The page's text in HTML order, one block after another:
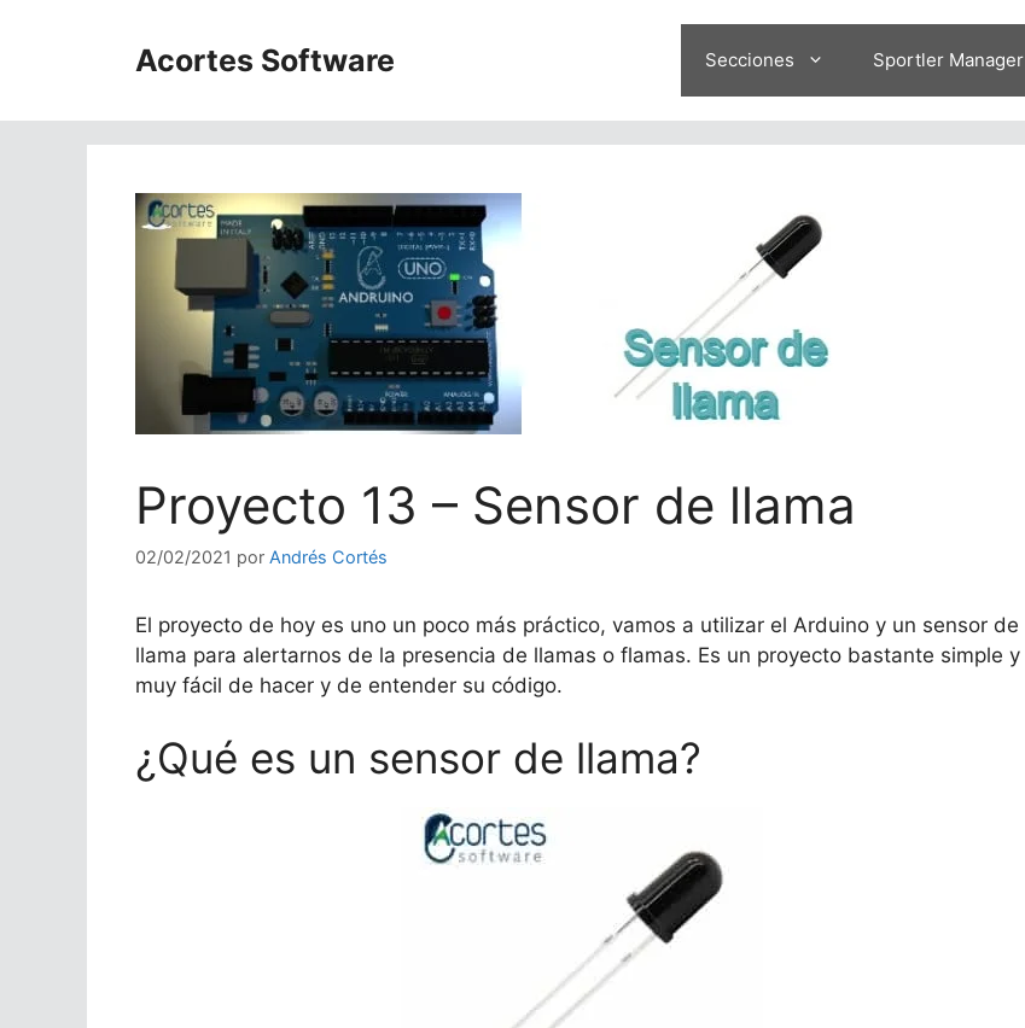
Acortes Software Secciones Sportler Manager
Proyecto 13 – Sensor de llama
02/02/2021 por Andrés Cortés
El proyecto de hoy es uno un poco más práctico, vamos a utilizar el Arduino y un sensor de
llama para alertarnos de la presencia de llamas o flamas. Es un proyecto bastante simple y
muy fácil de hacer y de entender su código.
¿Qué es un sensor de llama?